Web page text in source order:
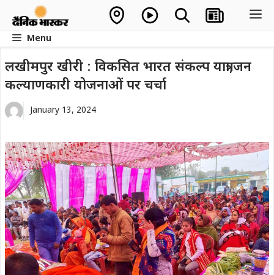
contentMenu
लखीमपुर खीरी : विकसित भारत संकल्प यात्रा,जन
कल्याणकारी योजनाओं पर चर्चा
January 13, 2024